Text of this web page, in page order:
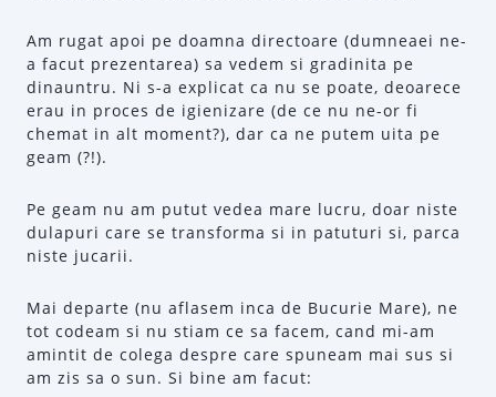
Am rugat apoi pe doamna directoare (dumneaei ne-
a facut prezentarea) sa vedem si gradinita pe
dinauntru. Ni s-a explicat ca nu se poate, deoarece
erau in proces de igienizare (de ce nu ne-or fi
chemat in alt moment?), dar ca ne putem uita pe
geam (?!).
Pe geam nu am putut vedea mare lucru, doar niste
dulapuri care se transforma si in patuturi si, parca
niste jucarii.
Mai departe (nu aflasem inca de Bucurie Mare), ne
tot codeam si nu stiam ce sa facem, cand mi-am
amintit de colega despre care spuneam mai sus si
am zis sa o sun. Si bine am facut: